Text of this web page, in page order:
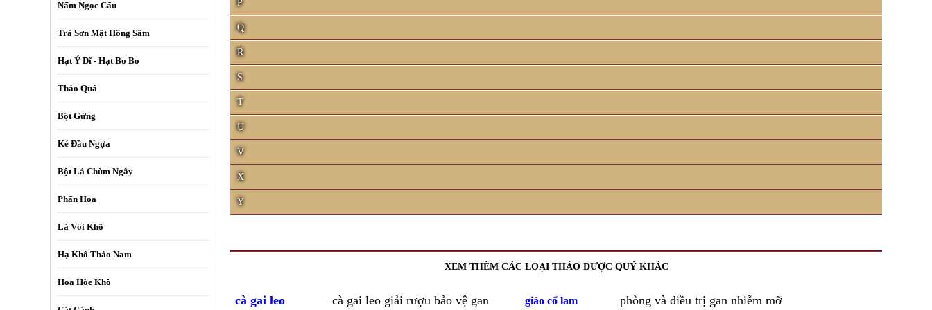
Nấm Ngọc Cẩu
Trà Sơn Mật Hồng Sâm
Hạt Ý Dĩ - Hạt Bo Bo
Thảo Quả
Bột Gừng
Ké Đầu Ngựa
Bột Lá Chùm Ngây
Phấn Hoa
Lá Vối Khô
Hạ Khô Thảo Nam
Hoa Hòe Khô
P
Q
R
S
T
U
V
X
Y
XEM THÊM CÁC LOẠI THẢO DƯỢC QUÝ KHÁC
cà gai leo cà gai leo giải rượu bảo vệ gan giảo cổ lam phòng và điều trị gan nhiễm mỡ